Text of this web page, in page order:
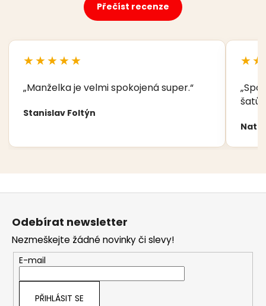
Přečíst recenze
★★★★★
„Manželka je velmi spokojená super.“
Stanislav Foltýn
šatů,
Z
Odebírat newsletter
Nezmeškejte žádné novinky či slevy!
E-mail
PŘIHLÁSIT SE